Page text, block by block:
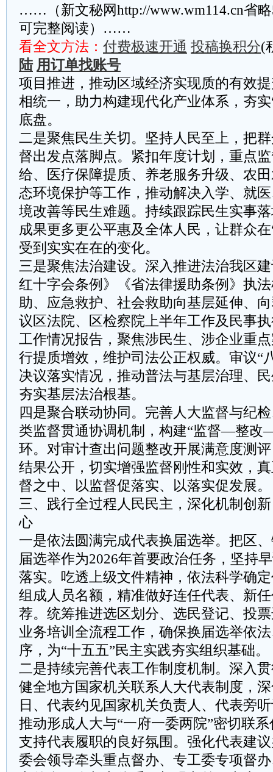
……（新文秘网http://www.wm114.cn省
可完整阅读）……
看全文方法： 付费极速开通 投稿换积分(
陆 用订单找账号
项目推进，推动区域经济实现质的有效
相统一，助力构建现代化产业体系，夯
底盘。
二是聚焦民生关切。坚持人民至上，把
督出发点落脚点。紧扣年度计划，重点
给、医疗保障提质、养老服务升级、农
态环境保护等工作，推动解决入学、就
境改善等民生难题。持续跟踪民生实事
成果更多更公平惠及全体人民，让群众
受到实实在在的变化。
三是聚焦法治建设。深入推进法治我区
红十字会条例》《省法律援助条例》执
助、应急救护、社会救助向基层延伸、
议区法院、区检察院上半年工作及民事
工作情况报告，聚焦涉民生、涉企业重
行提质增效，维护司法公正权威。审议“
决议落实情况，推动普法与基层治理、
夯实基层法治根基。
四是聚合联动协同。完善人大监督与纪
类监督贯通协调机制，构建“监督—整改
环。对审计查出问题整改开展满意度测
结果公开，切实增强监督刚性和实效，
督之中、以监督促落实、以落实促发展。
三、践行全过程人民民主，深化机制创
心
一是依法圆满完成代表换届选举。把区
届选举作为2026年首要政治任务，坚持早
落实。吃透上级文件精神，依法科学确
组成人员名额，精准做好连任代表、新
荐。统筹推进选区划分、选民登记、投
业务培训全流程工作，确保换届选举依
序，为“十五五”民主实践夯实组织基础。
二是持续完善代表工作制度机制。深入
健全地方国家机关联系人大代表制度，
日、代表约见国家机关负责人、代表旁
推动形成人大与“一府一委两院”密切联
支持代表履职的良好氛围。强化代表建
委会领导牵头重点督办、专工委专项督